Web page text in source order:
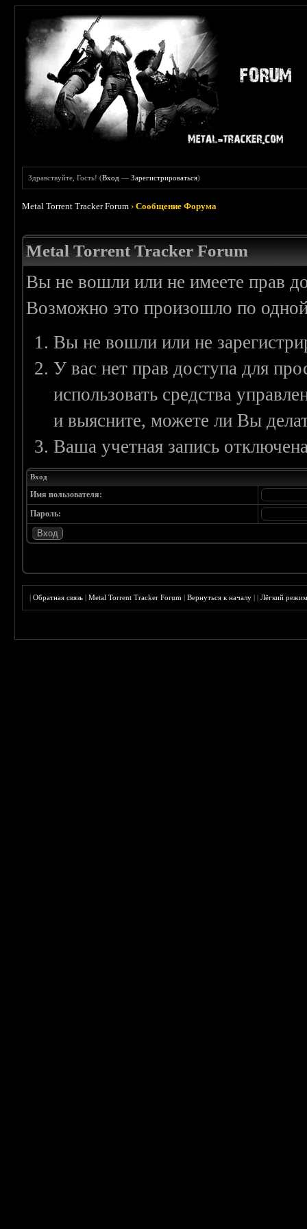
Здравствуйте, Гость! (Вход —Зарегистрироваться)
Metal Torrent Tracker Forum ›Сообщение Форума
Metal Torrent Tracker Forum
Вы не вошли или не имеете прав
Возможно это произошло по
Вы не вошли или не
У вас нет прав доступа для
использовать средства
и выясните, можете ли Вы
Ваша учетная запись
Вход
Имя пользователя:
Пароль:
|Обратная связь |Metal Torrent Tracker Forum |Вернуться к началу ||Лёгкий